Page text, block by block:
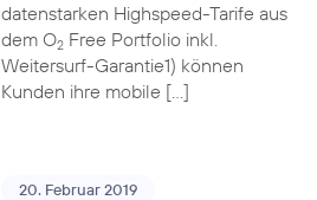
datenstarken Highspeed-Tarife aus
dem O2Free Portfolio inkl.
Weitersurf-Garantie1) können
Kunden ihre mobile […]
20. Februar 2019